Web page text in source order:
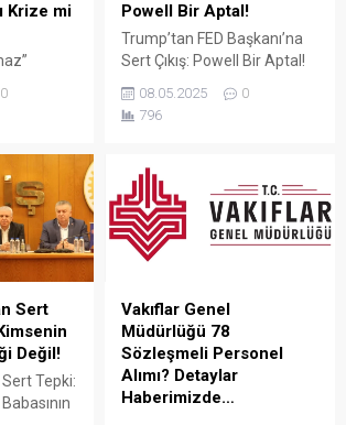
Krize mi
kamu
Türk-
önüne
memur
amir
0
Powell Bir Aptal!
Trump’tan FED Başkanı’na
Sert Çıkış: Powell Bir Aptal!
Trump, Amerikan Merkez
Bankası (FED) Başkanı
oranlarını sabit tutma
kararına sert tepki gösterdi.
Sosyal medya platformu
Truth Social üzerinden
yaptığı açıklamada Trump,
hiçbir fikri yok. Onun dışında
kendisini çok seviyorum!”...
08.05.2025
0
796
Sert
Değil!
Tepki:
Vakıflar Genel
Müdürlüğü 78
Sözleşmeli Personel
Alımı? Detaylar
Haberimizde…